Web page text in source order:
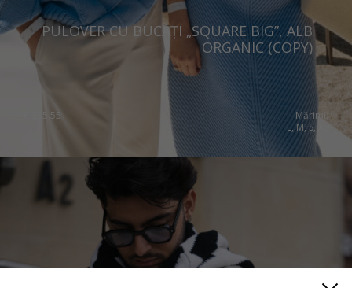
PULOVER CU BUCĂȚI „SQUARE BIG”, ALB
ORGANIC (COPY)
335.55
Mărimi:
L, M, S, XS